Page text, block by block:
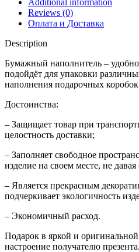
Reviews (0)
Оплата и Доставка
Description
Бумажный наполнитель –
подойдёт для упаковки
наполнения подарочных
Достоинства:
– Защищает товар при
целостность доставки;
– Заполняет свободное
изделие на своем месте, не
– Является прекрасным
подчеркивает экологичность
– Экономичный расход.
Подарок в яркой и
настроение получателю презента.